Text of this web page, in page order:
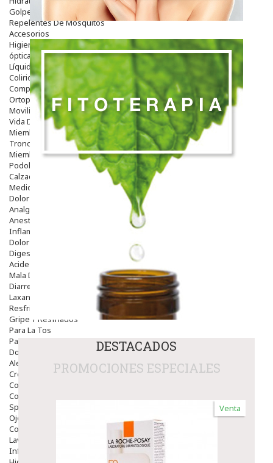
Golpes Y Hematomas
Repelentes De Mosquitos
Accesorios
Higiene
óptica
Líquidos Lentillas
Colirios
Complementos Alimentarios.
Ortopedia - Accesorios
Movilidad
Vida Diaria
Miembro Superior
Tronco
Miembro Inferior
Podología
Calzado
Medicamentos
Dolor E Inflamación
Analgésicos
Anestésicos
Inflamación Articulaciones
Dolor Muscular / Articular
Digestivo
Acidez, Gases Y Ardores
Mala Digestion
Diarrea / Estreñimiento / Vómitos
Laxantes
Resfriados
Gripe Y Resfriados
Para La Tos
Para Descongestionar La Nariz
Dolor De Garganta
Alergias Y Picaduras
Cremas
Comprimidos
Colirios
Sprays
Ojos Y Oidos
Congestión
Lavado Ojos
Inflamación Del Oido (otitis)
DESTACADOS
PROMOCIONES ESPECIALES
Venta